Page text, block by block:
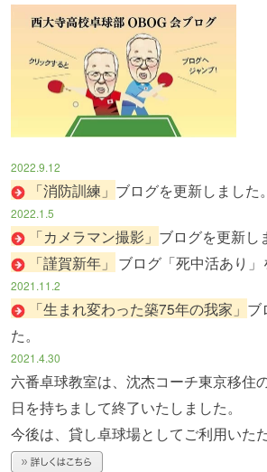
2022.9.12
「消防訓練」 ブログを更新しました。
2022.1.5
「カメラマン撮影」 ブログを更新し
「謹賀新年」 ブログ「死中活あり」
2021.11.2
「生まれ変わった築75年の我家」 ブ
た。
2021.4.30
六番卓球教室は、沈杰コーチ東京移住
日を持ちまして終了いたしました。
今後は、貸し卓球場としてご利用いただ